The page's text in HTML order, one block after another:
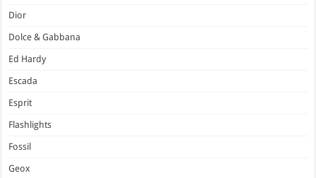
Dior
Dolce & Gabbana
Ed Hardy
Escada
Esprit
Flashlights
Fossil
Geox